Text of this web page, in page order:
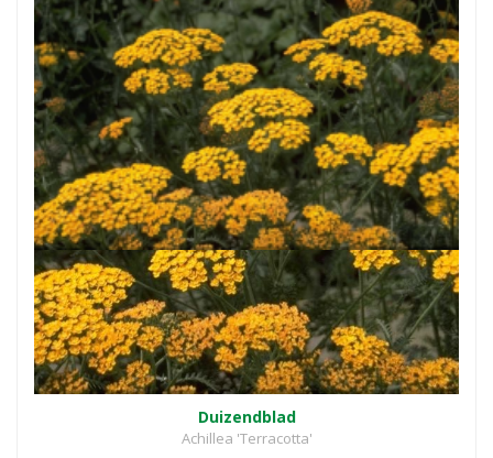
Duizendblad
Achillea 'Terracotta'